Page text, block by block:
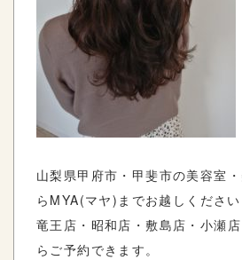
山梨県甲府市・甲斐市の美容室
らMYA(マヤ)までお越しください
竜王店・昭和店・敷島店・小瀬
らご予約できます。